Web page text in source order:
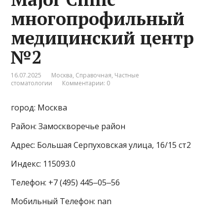
многопрофильный
медицинский центр
№2
16.07.2025 Москва, Справочная, Частные
стоматологии
Комментарии: 0
город: Москва
Район: Замоскворечье район
Адрес: Большая Серпуховская улица, 16/15 ст2
Индекс: 115093.0
Телефон: +7 (495) 445‒05‒56
Мобильный Телефон: nan